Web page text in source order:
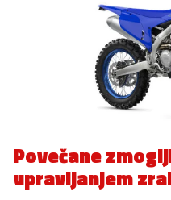
Povečane
upravljanjem